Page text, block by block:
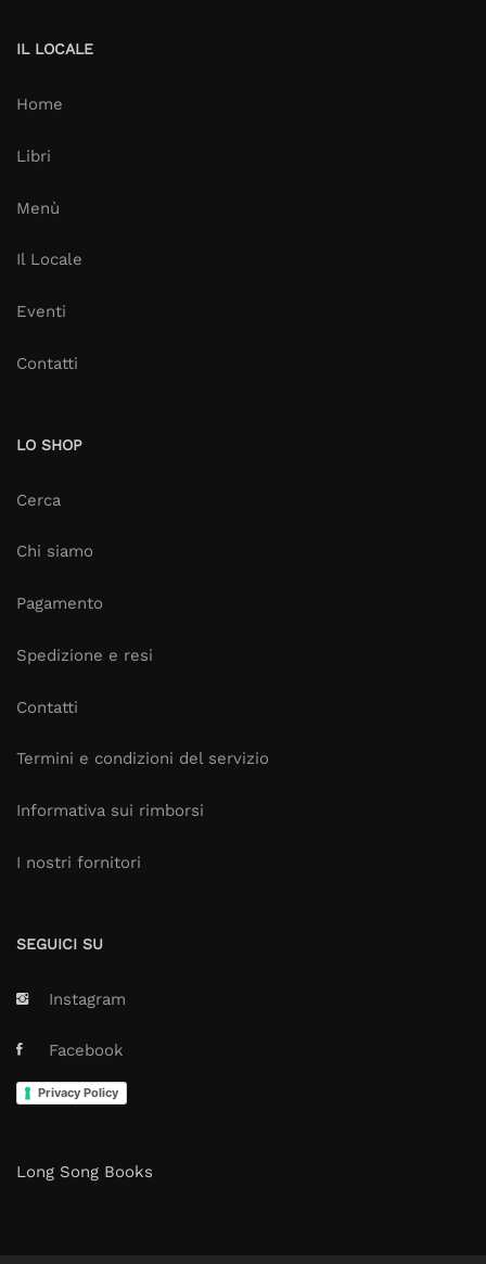
IL LOCALE
Home
Libri
Menù
Il Locale
Eventi
Contatti
LO SHOP
Cerca
Chi siamo
Pagamento
Spedizione e resi
Contatti
Termini e condizioni del servizio
Informativa sui rimborsi
I nostri fornitori
SEGUICI SU
Instagram
Facebook
Privacy Policy
Long Song Books